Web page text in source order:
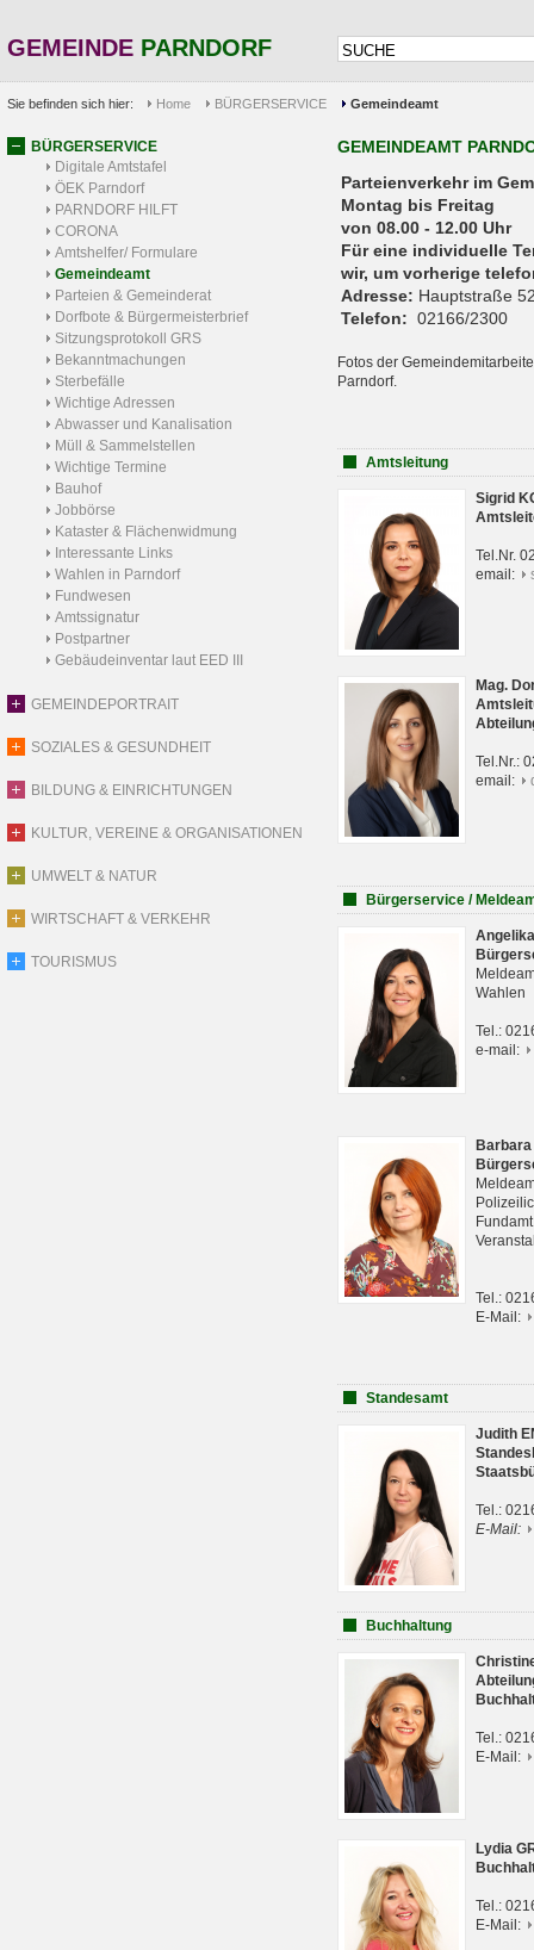
GEMEINDE PARNDORF
Sie befinden sich hier: Home BÜRGERSERVICE Gemeindeamt
BÜRGERSERVICE
Digitale Amtstafel
ÖEK Parndorf
PARNDORF HILFT
CORONA
Amtshelfer/ Formulare
Gemeindeamt
Parteien & Gemeinderat
Dorfbote & Bürgermeisterbrief
Sitzungsprotokoll GRS
Bekanntmachungen
Sterbefälle
Wichtige Adressen
Abwasser und Kanalisation
Müll & Sammelstellen
Wichtige Termine
Bauhof
Jobbörse
Kataster & Flächenwidmung
Interessante Links
Wahlen in Parndorf
Fundwesen
Amtssignatur
Postpartner
Gebäudeinventar laut EED III
GEMEINDEPORTRAIT
SOZIALES & GESUNDHEIT
BILDUNG & EINRICHTUNGEN
KULTUR, VEREINE & ORGANISATIONEN
UMWELT & NATUR
WIRTSCHAFT & VERKEHR
TOURISMUS
GEMEINDEAMT
Parteienverkehr
Montag bis Freitag
von 08.00 - 12.00 Uhr
Für eine individuelle
wir, um vorherige
Adresse: Hauptstraße
Telefon: 02166/2300
Fotos der
Parndorf.
Amtsleitung
Sigrid
Tel.Nr.
email:
Mag.
Tel.Nr.:
email:
Bürgerservice /
Wahlen
Tel.:
e-mail:
Tel.:
E-Mail:
Standesamt
Judith
Tel.:
E-Mail:
Buchhaltung
Tel.:
E-Mail:
Lydia
Tel.:
E-Mail: